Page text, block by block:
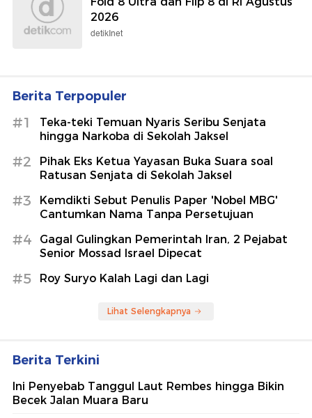
2026
detikInet
Berita Terpopuler
#1
Teka-teki Temuan Nyaris Seribu Senjata
hingga Narkoba di Sekolah Jaksel
#2
Pihak Eks Ketua Yayasan Buka Suara soal
Ratusan Senjata di Sekolah Jaksel
#3
Kemdikti Sebut Penulis Paper 'Nobel MBG'
Cantumkan Nama Tanpa Persetujuan
#4
Gagal Gulingkan Pemerintah Iran, 2 Pejabat
Senior Mossad Israel Dipecat
#5 Roy Suryo Kalah Lagi dan Lagi
Lihat Selengkapnya
Berita Terkini
Ini Penyebab Tanggul Laut Rembes hingga Bikin
Becek Jalan Muara Baru